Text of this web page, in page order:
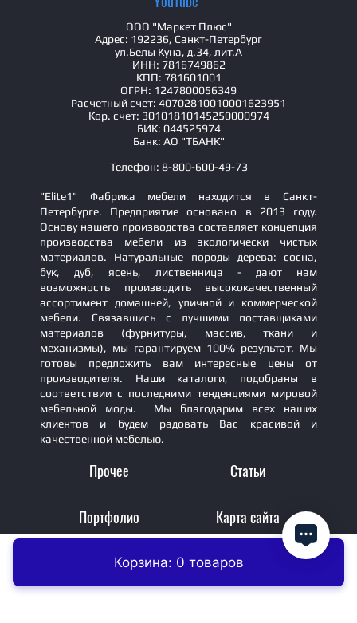
ООО "Маркет Плюс"
Адрес: 192236, Санкт-Петербург
ул.Белы Куна, д.34, лит.А
ИНН: 7816749862
КПП: 781601001
ОГРН: 1247800056349
Расчетный счет: 40702810010001623951
Кор. счет: 30101810145250000974
БИК: 044525974
Банк: АО "ТБАНК"
Телефон: 8-800-600-49-73
"Elite1" Фабрика мебели находится в Санкт-
Петербурге. Предприятие основано в 2013 году.
Основу нашего производства составляет концепция
производства мебели из экологически чистых
материалов. Натуральные породы дерева: сосна,
бук, дуб, ясень, лиственница - дают нам
возможность производить высококачественный
ассортимент домашней, уличной и коммерческой
мебели. Связавшись с лучшими поставщиками
материалов (фурнитуры, массив, ткани и
механизмы), мы гарантируем 100% результат. Мы
готовы предложить вам интересные цены от
производителя. Наши каталоги, подобраны в
соответствии с последними тенденциями мировой
мебельной моды. Мы благодарим всех наших
клиентов и будем радовать Вас красивой и
качественной мебелью.
Прочее Статьи
Портфолио Карта сайта
Корзина: 0 товаров